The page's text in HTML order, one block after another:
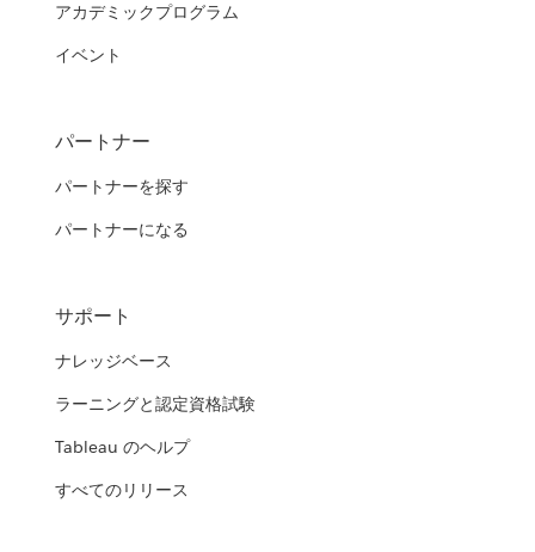
アカデミックプログラム
イベント
パートナー
パートナーを探す
パートナーになる
サポート
ナレッジベース
ラーニングと認定資格試験
Tableau のヘルプ
すべてのリリース